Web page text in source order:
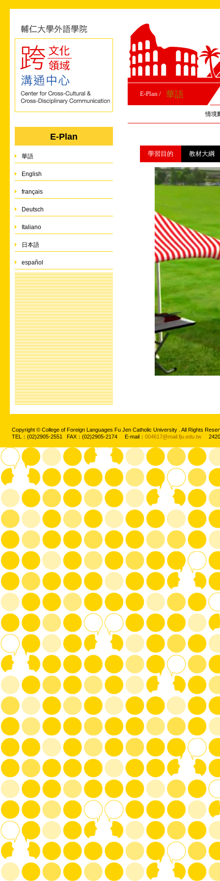
E-Plan
華語
English
français
Deutsch
Italiano
日本語
español
E-Plan / 華語
情境
學習目的 教材大綱
Copyright © College of Foreign Languages Fu Jen Catholic University . All Rights
TEL：(02)2905-2551 FAX：(02)2905-2174 E-mail： 004617@mail.fju.edu.tw